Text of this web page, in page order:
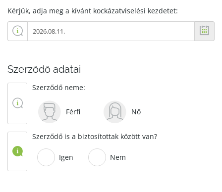
Kérjük, adja meg a kívánt kockázatviselési kezdetet:
Szerződő adatai
Szerződő neme:
Férfi Nő
Szerződő is a biztosítottak között van?
Igen Nem